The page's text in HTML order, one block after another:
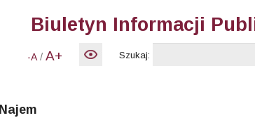
Biuletyn Informacji
-A / A+ Szukaj:
Najem